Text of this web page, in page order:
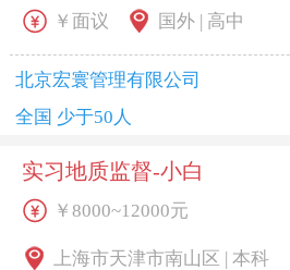
￥面议 国外 | 高中
北京宏寰管理有限公司
全国 少于50人
实习地质监督-小白
￥8000~12000元
上海市天津市南山区 | 本科